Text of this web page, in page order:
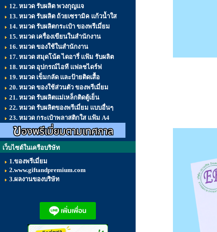
12. หมวด รับผลิต พวงกุญแจ
13. หมวด รับผลิต ถ้วยเซรามิค แก้วน้ำใส
14. หมวด รับผลิตกระเป๋า ของพรีเมี่ยม
15. หมวด เครื่องเขียนในสำนักงาน
16. หมวด ของใช้ในสำนักงาน
17. หมวด สมุดโน้ต ไดอารี่ แฟ้ม รับผลิต
18. หมวด อุปกรณ์ไอที แฟลชไดร์ฟ
19. หมวด เข็มกลัด และป้ายติดเสื้อ
20. หมวด ของใช้ส่วนตัว ของพรีเมี่ยม
21. หมวด รับผลิตแม่เหล็กติดตู้เย็น
22. หมวด รับผลิตของพรีเมี่ยม แบบอื่นๆ
23. หมวด กระเป๋าพลาสติกใส แฟ้ม A4
เว็บไซต์ในเครือบริษัท
1.ของพรีเมี่ยม
2.www.giftandpremium.com
3.ผลงานของบริษัท